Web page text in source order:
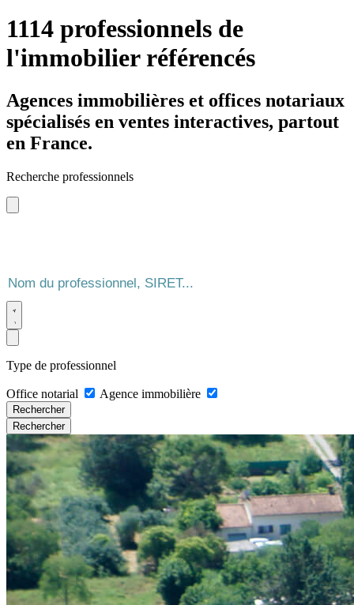
1114 professionnels de
l'immobilier référencés
Agences immobilières et offices notariaux
spécialisés en ventes interactives, partout
en France.
Recherche professionnels
Type de professionnel
Office notarial Agence immobilière
Rechercher
Rechercher